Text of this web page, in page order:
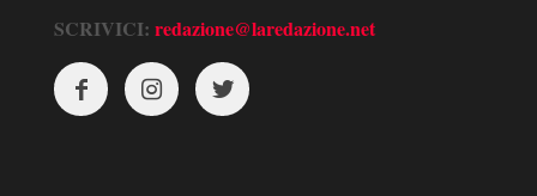
SCRIVICI: redazione@laredazione.net